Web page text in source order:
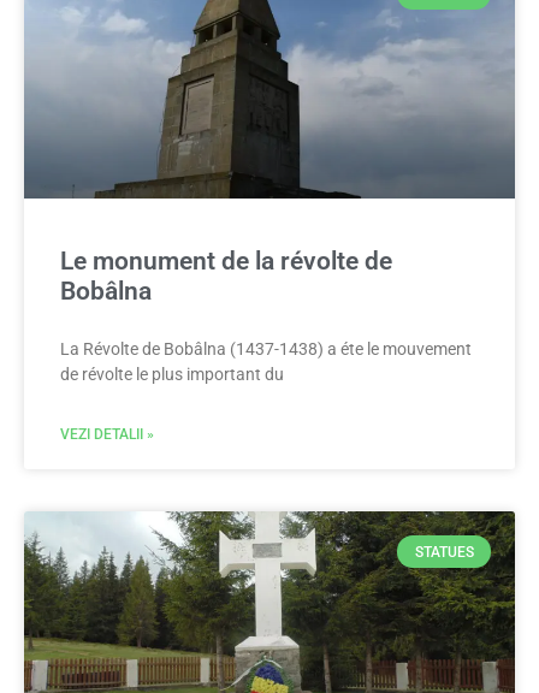
Le monument de la révolte de
Bobâlna
La Révolte de Bobâlna (1437-1438) a éte le mouvement
de révolte le plus important du
VEZI DETALII »
STATUES